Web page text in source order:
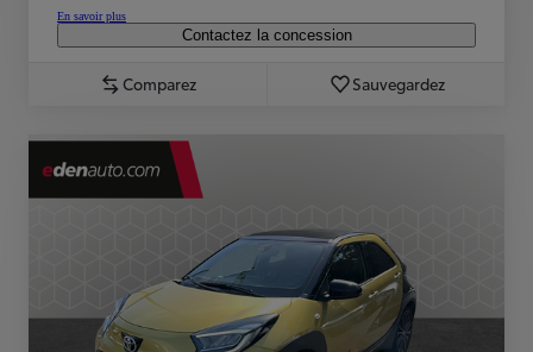
En savoir plus
Contactez la concession
Comparez Sauvegardez